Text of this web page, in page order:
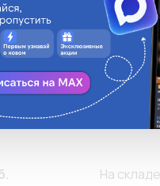
кольцевой
1,5мм-
На